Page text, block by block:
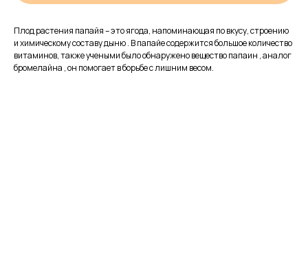
Плод растения папайя – это ягода, напоминающая по вкусу, строению
и химическому составу дыню . В папайе содержится большое количество
витаминов, также учеными было обнаружено вещество папаин , аналог
бромелайна , он помогает в борьбе с лишним весом.